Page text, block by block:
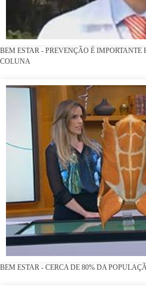
BEM ESTAR - PREVENÇÃO É
COLUNA
BEM ESTAR - CERCA DE 80% DA